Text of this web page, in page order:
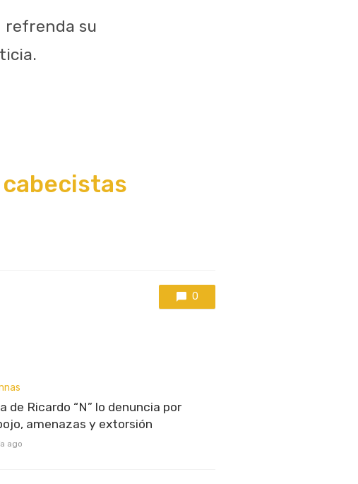
refrenda su
0
de Ricardo “N” lo denuncia por
amenazas y extorsión
ago